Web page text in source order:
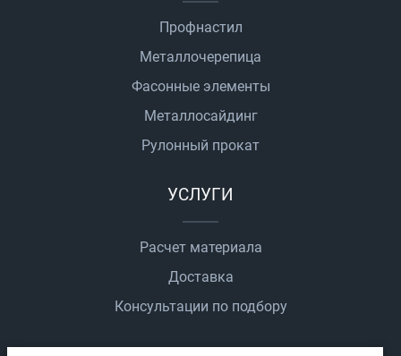
Профнастил
Металлочерепица
Фасонные элементы
Металлосайдинг
Рулонный прокат
УСЛУГИ
Расчет материала
Доставка
Консультации по подбору